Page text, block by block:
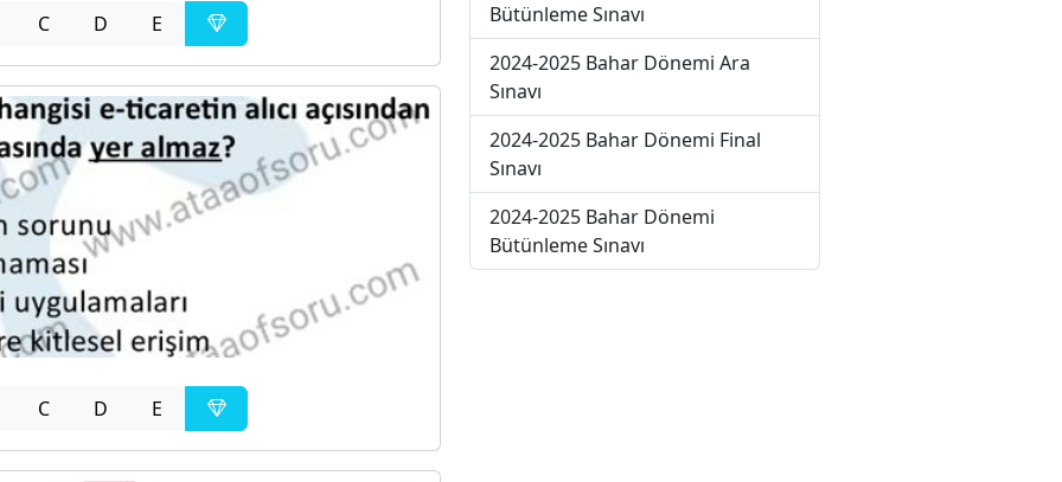
C D E
C D E
Bütünleme Sınavı
2024-2025 Bahar Dönemi Ara
Sınavı
2024-2025 Bahar Dönemi Final
Sınavı
2024-2025 Bahar Dönemi
Bütünleme Sınavı